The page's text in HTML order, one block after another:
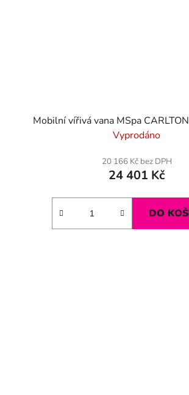
Mobilní vířivá vana MSpa
Vyprodáno
20 166 Kč bez DPH
24 401 Kč
DO